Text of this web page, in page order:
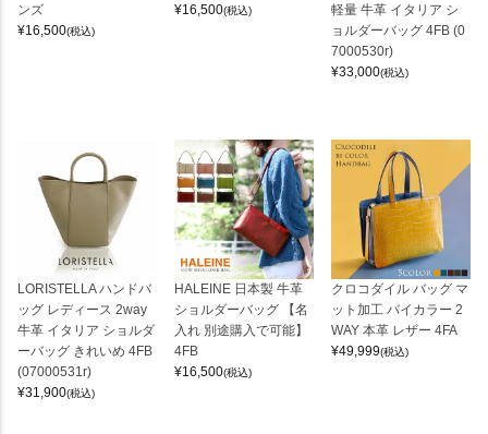
ンズ
¥16,500(税込)
¥16,500(税込)
軽量 牛革 イタリア シ
ョルダーバッグ 4FB (0
7000530r)
¥33,000(税込)
LORISTELLA ハンドバ
ッグ レディース 2way
牛革 イタリア ショルダ
ーバッグ きれいめ 4FB
(07000531r)
¥31,900(税込)
HALEINE 日本製 牛革
ショルダーバッグ 【名
入れ 別途購入で可能】
4FB
¥16,500(税込)
クロコダイル バッグ マ
ット加工 バイカラー 2
WAY 本革 レザー 4FA
¥49,999(税込)